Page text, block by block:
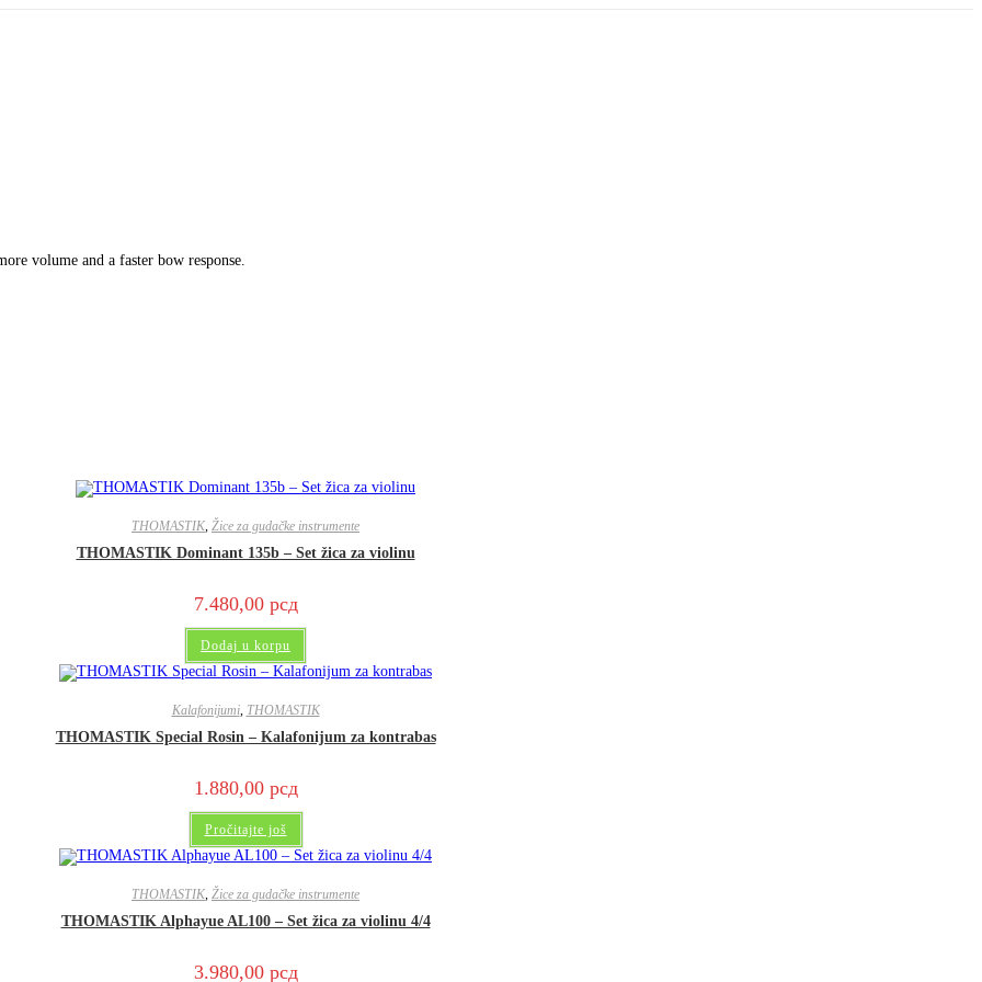
volume and a faster bow response.
THOMASTIK, Žice za gudačke instrumente
THOMASTIK Dominant 135b – Set žica za violinu
7.480,00 рсд
Dodaj u korpu
Kalafonijumi, THOMASTIK
THOMASTIK Special Rosin – Kalafonijum za kontrabas
1.880,00 рсд
Pročitajte još
THOMASTIK, Žice za gudačke instrumente
THOMASTIK Alphayue AL100 – Set žica za violinu 4/4
3.980,00 рсд